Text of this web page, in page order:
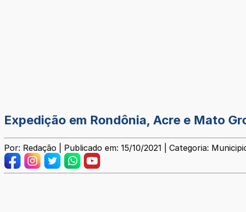
Expedição em Rondônia, Acre e Mato
Por: Redação | Publicado em: 15/10/2021 | Categoria: